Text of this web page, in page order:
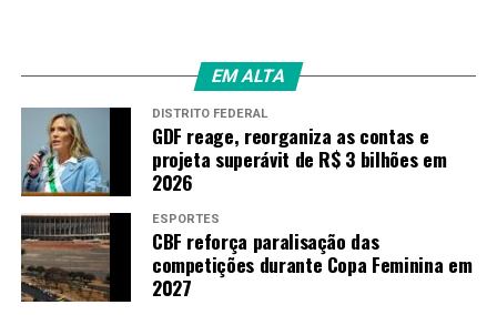
TAGS
PRÓXIMO
Educação midiática: mapa revela projetos de
conscientização pelo país
RECENTES
Fies 2026: pré-selecionados têm até quarta para
completar cadastro
EM ALTA
DISTRITO FEDERAL
GDF reage, reorganiza as contas e
projeta superávit de R$ 3 bilhões em
2026
ESPORTES
CBF reforça paralisação das
competições durante Copa Feminina em
2027